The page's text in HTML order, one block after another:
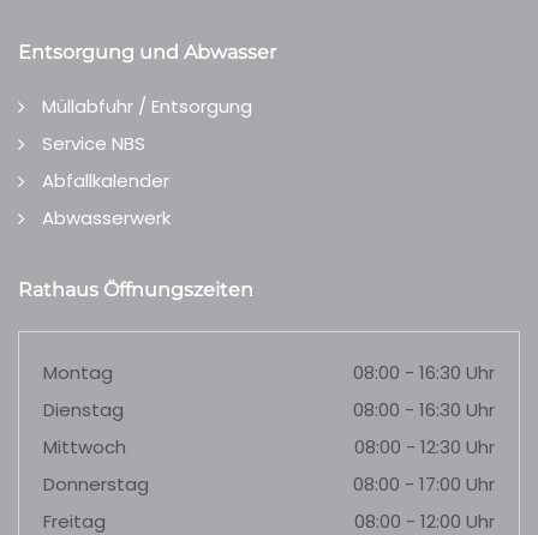
Entsorgung und Abwasser
Müllabfuhr / Entsorgung
Service NBS
Abfallkalender
Abwasserwerk
Rathaus Öffnungszeiten
Montag
08:00 - 16:30 Uhr
Dienstag
08:00 - 16:30 Uhr
Mittwoch
08:00 - 12:30 Uhr
Donnerstag
08:00 - 17:00 Uhr
Freitag
08:00 - 12:00 Uhr